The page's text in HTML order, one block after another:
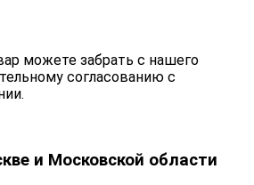
можете забрать с нашего
согласованию с
и Московской области